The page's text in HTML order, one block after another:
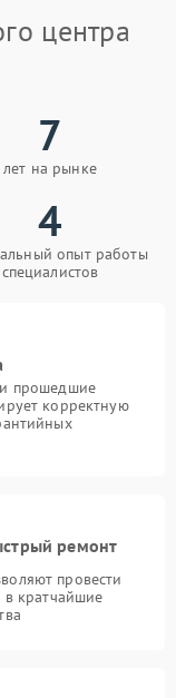
центра
7
лет на рынке
4
опыт работы
специалистов
и прошедшие
корректную
ремонт
провести
в кратчайшие